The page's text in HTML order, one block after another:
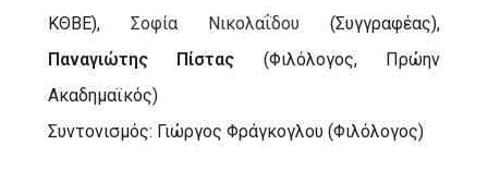
ΚΘΒΕ), Σοφία Νικολαΐδου (Συγγραφέας),
Παναγιώτης Πίστας (Φιλόλογος, Πρώην
Ακαδημαϊκός)
Συντονισμός: Γιώργος Φράγκογλου (Φιλόλογος)